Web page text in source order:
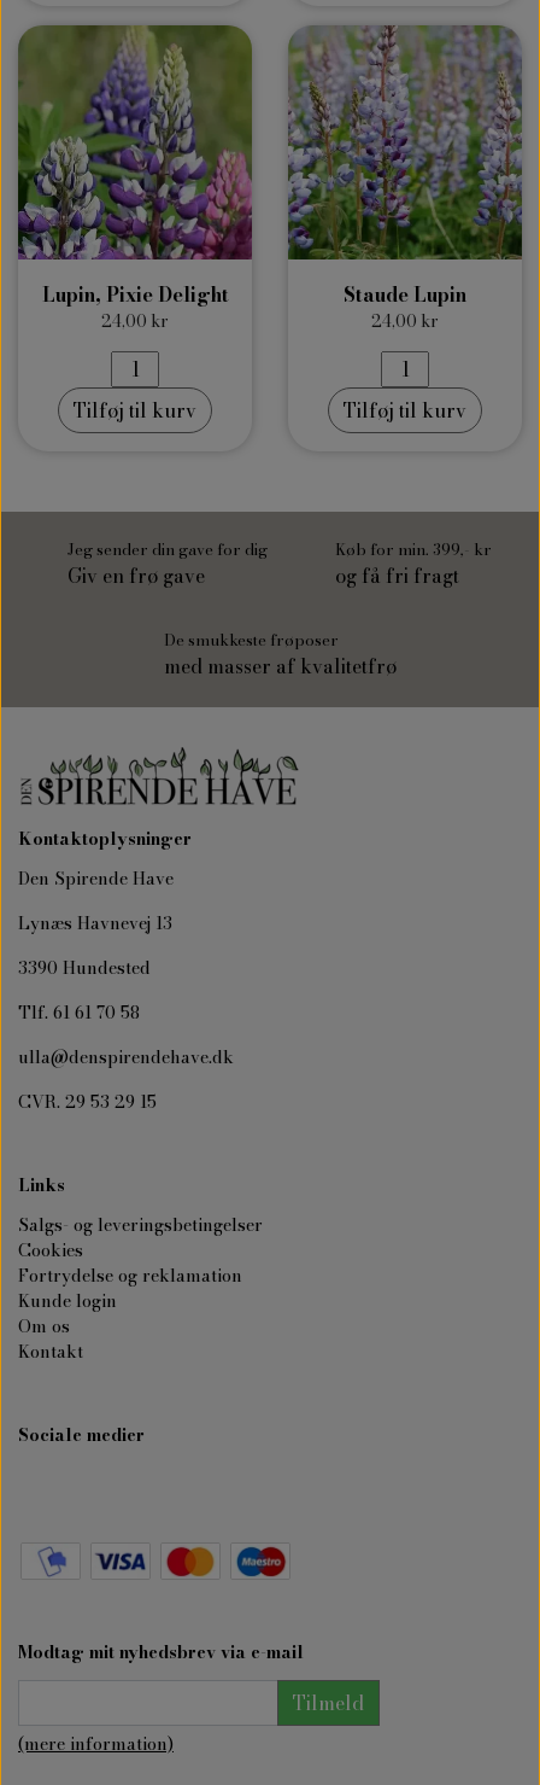
Lupin, Pixie Delight
24,00 kr
Tilføj til kurv
Staude Lupin
24,00 kr
Tilføj til kurv
Jeg sender din gave for dig
Giv en frø gave
Køb for min. 399,- kr
og få fri fragt
De smukkeste frøposer
med masser af kvalitetfrø
Kontaktoplysninger
Den Spirende Have
Lynæs Havnevej 13
3390 Hundested
Tlf. 61 61 70 58
ulla@denspirendehave.dk
CVR. 29 53 29 15
Links
Salgs- og leveringsbetingelser
Cookies
Fortrydelse og reklamation
Kunde login
Om os
Kontakt
Sociale medier
Modtag mit nyhedsbrev via e-mail
Tilmeld
(mere information)